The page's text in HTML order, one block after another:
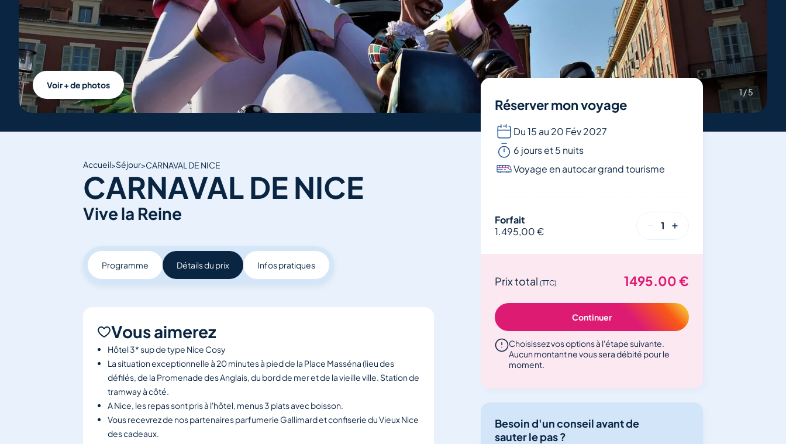
Voir + de photos
1/5
Accueil>Séjour>CARNAVAL DE NICE
CARNAVAL DE NICE
Vive la Reine
Programme Détails du prix Infos pratiques
Vous aimerez
Hôtel 3* sup de type Nice Cosy
La situation exceptionnelle à 20 minutes à pied de la Place Masséna (lieu des
défilés, de la Promenade des Anglais, du bord de mer et de la vieille ville. Station de
tramway à côté.
A Nice, les repas sont pris à l'hôtel, menus 3 plats avec boisson.
Vous recevrez de nos partenaires parfumerie Gallimard et confiserie du Vieux Nice
des cadeaux.
Réserver mon voyage
Du 15 au 20 Fév 2027
6 jours et 5 nuits
Voyage en autocar grand tourisme
Forfait
1.495,00 €
1
Prix total (TTC) 1495.00€
Continuer
Choisissez vos options à l'étape suivante.
Aucun montant ne vous sera débité pour le
moment.
Besoin d'un conseil avant de
sauter le pas ?